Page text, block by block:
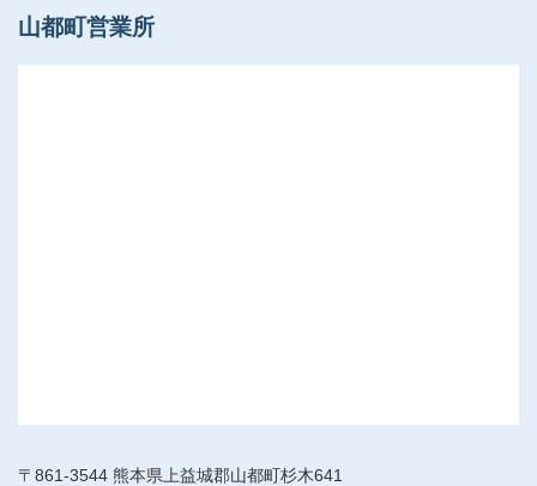
山都町営業所
〒861-3544 熊本県上益城郡山都町杉木641